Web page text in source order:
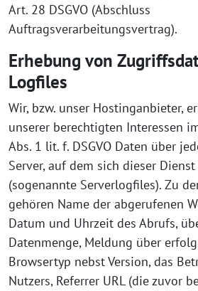
Art. 28 DSGVO (Abschluss
Auftragsverarbeitungsvertrag).
Erhebung von
Logfiles
Wir, bzw. unser Hostinganbieter,
unserer berechtigten Interessen
Abs. 1 lit. f. DSGVO Daten über
Server, auf dem sich dieser
(sogenannte Serverlogfiles). Zu
gehören Name der abgerufenen
Datum und Uhrzeit des Abrufs,
Datenmenge, Meldung über
Browsertyp nebst Version, das
Nutzers, Referrer URL (die zuvor